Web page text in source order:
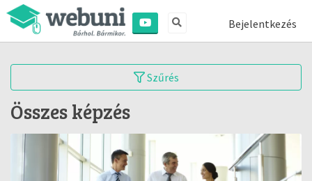
Bejelentkezés
Szűrés
Összes képzés